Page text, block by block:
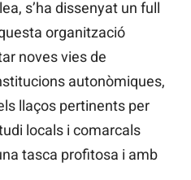
s’ha dissenyat un full
organització
noves vies de
autonòmiques,
llaços pertinents per
locals i comarcals
tasca profitosa i amb